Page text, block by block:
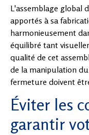
L'assemblage global
apportés à sa
harmonieusement
équilibré tant
qualité de cet
de la manipulation
fermeture doivent
Éviter les
garantir